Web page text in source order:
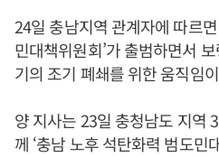
24일 충남지역 관계자에 따르
민대책위원회’가 출범하면서
기의 조기 폐쇄를 위한 움직임
양 지사는 23일 충청남도 지역
께 ‘충남 노후 석탄화력 범도민